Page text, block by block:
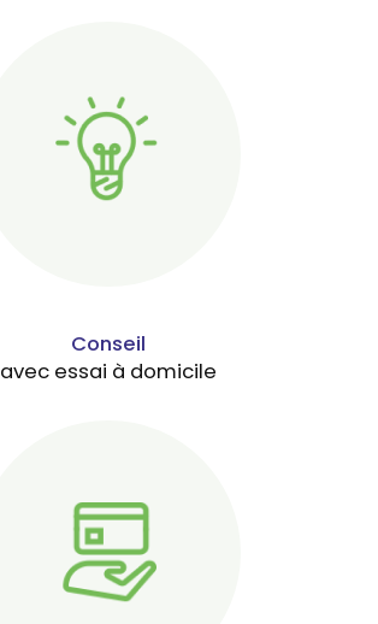
Conseil
avec essai à domicile